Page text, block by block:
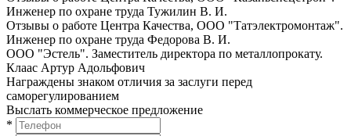
Инженер по oхранe трудa Тужилин В. И.
Отзывы о работе Центра Качества, ООО "Татэлектромонтаж".
Инженер по oхранe трудa Федорова В. И.
ООО "Эстель". Заместитель директора по металлопрокату.
Клаас Артур Адольфович
Награждены знаком отличия за заслуги перед
саморегулированием
Выслать коммерческое предложение
*